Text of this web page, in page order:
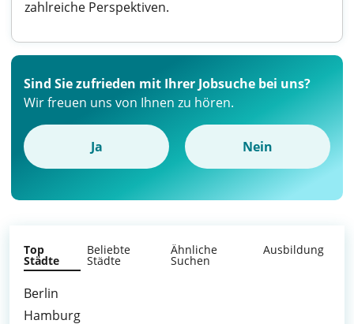
zahlreiche Perspektiven.
Sind Sie zufrieden mit Ihrer Jobsuche bei uns?
Wir freuen uns von Ihnen zu hören.
Ja Nein
Top
Städte
Beliebte
Städte
Ähnliche
Suchen
Ausbildung
Berlin
Hamburg